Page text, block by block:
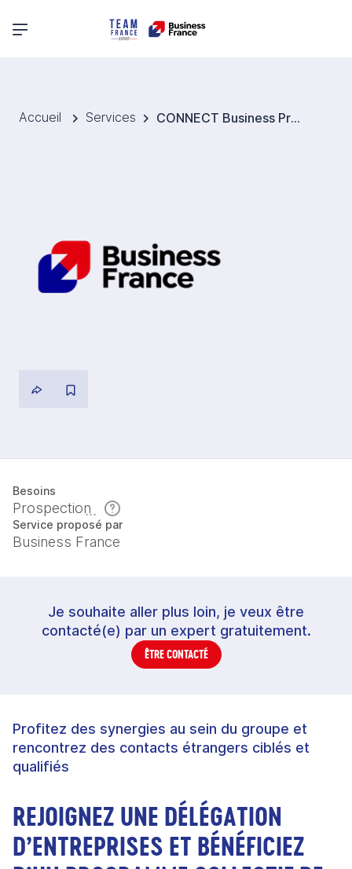
Menu principal
Accueil Services CONNECT Business Prospection collective
Besoins
Prospection
Service proposé par
Business France
Je souhaite aller plus loin, je veux être
contacté(e) par un expert gratuitement.
ÊTRE CONTACTÉ
Profitez des synergies au sein du groupe et
rencontrez des contacts étrangers ciblés et
qualifiés
REJOIGNEZ UNE DÉLÉGATION
D’ENTREPRISES ET BÉNÉFICIEZ